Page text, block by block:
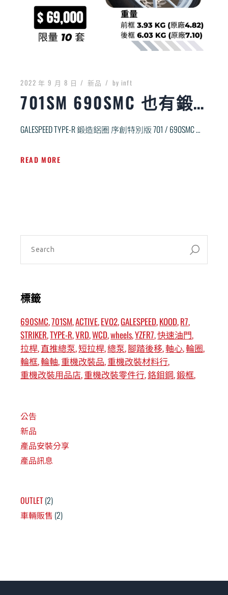
2022 年 9 月 8 日 新品 by inft
701SM 690SMC 也有鍛框了
GALESPEED TYPE-R 鍛造鋁圈 序創特別版 701 / 690SMC 專用 剛性更強，穩定，不易偏 […]
READ MORE
標籤
690SMC 701SM ACTIVE EVO2 GALESPEED KOOD R7
STRIKER TYPE-R VRD WCD wheels YZFR7 快速油門
拉桿 直推總泵 短拉桿 總泵 腳踏後移 軸心 輪圈
輪框 輪軸 重機改裝品 重機改裝材料行
重機改裝用品店 重機改裝零件行 鉻鉬鋼 鍛框
公告
新品
產品安裝分享
產品訊息
OUTLET 2
車輛販售 2